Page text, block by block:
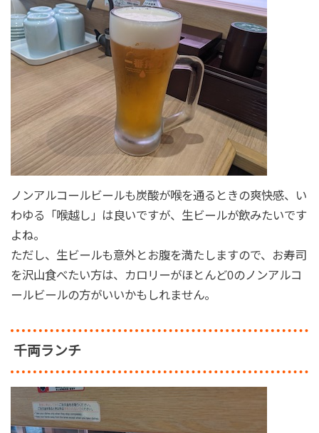
ノンアルコールビールも炭酸が喉を通るときの爽快感、い
わゆる「喉越し」は良いですが、生ビールが飲みたいです
よね。
ただし、生ビールも意外とお腹を満たしますので、お寿司
を沢山食べたい方は、カロリーがほとんど0のノンアルコ
ールビールの方がいいかもしれません。
千両ランチ